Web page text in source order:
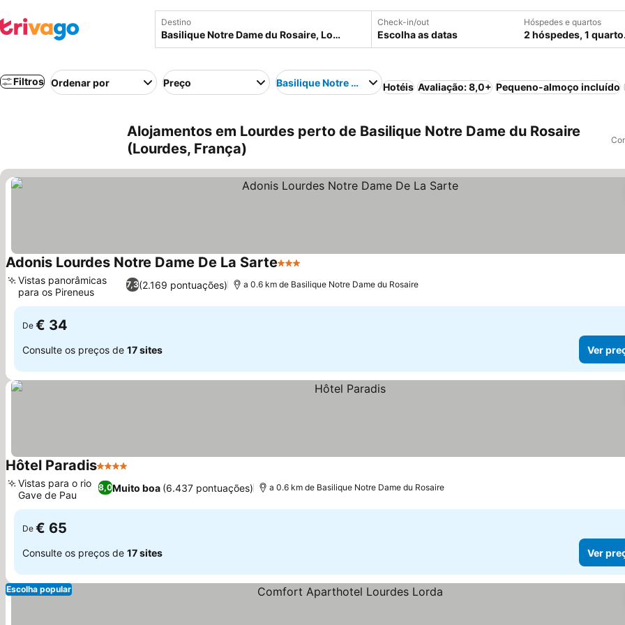
Destino Check-in/out
Escolha as datas
Hóspedes e quartos
2 hóspedes, 1
Filtros Ordenar por Preço Basilique Notre Dame du Rosaire
Hotéis Avaliação: 8,0+ Pequeno-almoço incluído
Alojamentos em Lourdes perto de Basilique Notre Dame du Rosaire
(Lourdes, França)
Adonis Lourdes Notre Dame De La Sarte3 Estrelas
7,3(2.169 pontuações)
Vistas panorâmicas
para os Pireneus
a 0.6 km de Basilique Notre Dame du Rosaire
De € 34
Consulte os preços de 17 sites Ver
Hôtel Paradis4 Estrelas
8,0Muito boa (6.437 pontuações)
Vistas para o rio
Gave de Pau
a 0.6 km de Basilique Notre Dame du Rosaire
De € 65
Consulte os preços de 17 sites Ver
Escolha popular